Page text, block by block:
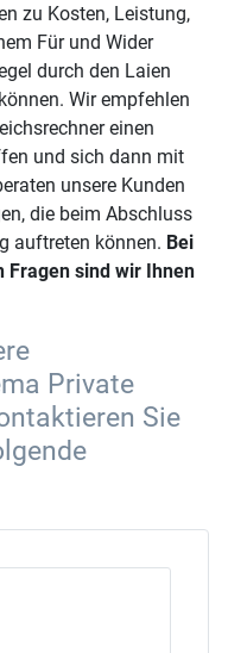
zu Kosten, Leistung,
Für und Wider
durch den Laien
Wir empfehlen
einen
und sich dann mit
unsere Kunden
die beim Abschluss
auftreten können. Bei
Fragen sind wir Ihnen
Private
Sie